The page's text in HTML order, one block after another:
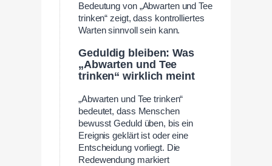
Bedeutung von „Abwarten und Tee
trinken“ zeigt, dass kontrolliertes
Warten sinnvoll sein kann.
Geduldig bleiben: Was
„Abwarten und Tee
trinken“ wirklich meint
„Abwarten und Tee trinken“
bedeutet, dass Menschen
bewusst Geduld üben, bis ein
Ereignis geklärt ist oder eine
Entscheidung vorliegt. Die
Redewendung markiert